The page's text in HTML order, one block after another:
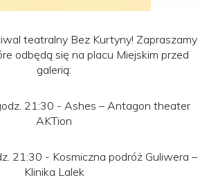
teatralny Bez Kurtyny! Zapraszamy
odbędą się na placu Miejskim przed
galerią:
21:30 - Ashes – Antagon theater
AKTion
21:30 - Kosmiczna podróż Guliwera –
Klinika Lalek